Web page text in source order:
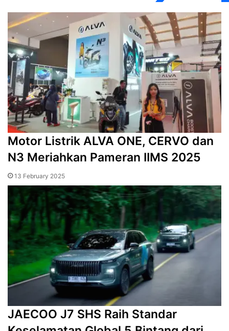
Motor Listrik ALVA ONE, CERVO dan
N3 Meriahkan Pameran IIMS 2025
13 February 2025
JAECOO J7 SHS Raih Standar